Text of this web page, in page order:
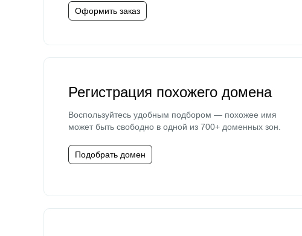
Оформить заказ
Регистрация похожего домена
Воспользуйтесь удобным подбором — похожее имя
может быть свободно в одной из 700+ доменных зон.
Подобрать домен